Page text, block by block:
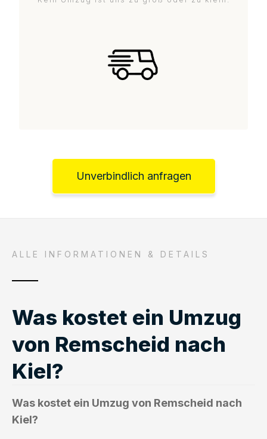
Unverbindlich anfragen
ALLE INFORMATIONEN & DETAILS
Was kostet ein Umzug
von Remscheid nach
Kiel?
Was kostet ein Umzug von Remscheid nach
Kiel?